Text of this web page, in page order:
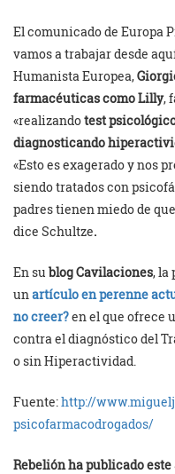
El comunicado de Europa
vamos a trabajar desde
Humanista Europea,
farmacéuticas como Lilly,
«realizandotest
diagnosticando
«Esto es exagerado y nos
siendo tratados con
padres tienen miedo de
dice Schultze.
En su blog Cavilaciones, la
unartículo en perenne
no creer?en el que ofrece
contra el diagnóstico del
o sin Hiperactividad.
Fuente:http://
psicofarmacodrogados/
Rebelión ha publicado